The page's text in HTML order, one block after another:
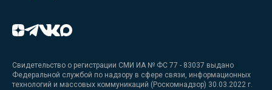
Свидетельство о регистрации СМИ ИА № ФС 77 - 83037 выдано
Федеральной службой по надзору в сфере связи, информационных
технологий и массовых коммуникаций (Роскомнадзор) 30.03.2022 г.